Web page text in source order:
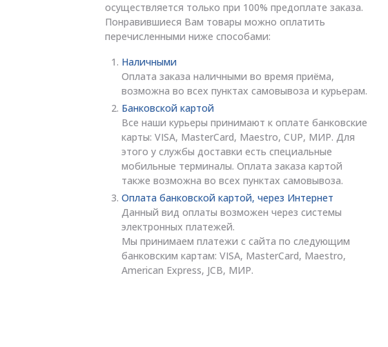
осуществляется только при 100% предоплате заказа.
Понравившиеся Вам товары можно оплатить
перечисленными ниже способами:
Наличными
Оплата заказа наличными во время приёма,
возможна во всех пунктах самовывоза и курьерам.
Банковской картой
Все наши курьеры принимают к оплате банковские
карты: VISA, MasterCard, Maestro, CUP, МИР. Для
этого у службы доставки есть специальные
мобильные терминалы. Оплата заказа картой
также возможна во всех пунктах самовывоза.
Оплата банковской картой, через Интернет
Данный вид оплаты возможен через системы
электронных платежей.
Мы принимаем платежи с сайта по следующим
банковским картам: VISA, MasterCard, Maestro,
American Express, JCB, МИР.